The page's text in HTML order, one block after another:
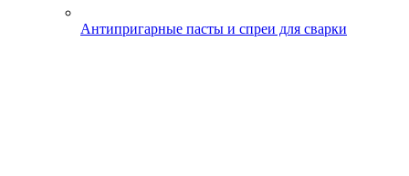
Антипригарные пасты и спреи для сварки